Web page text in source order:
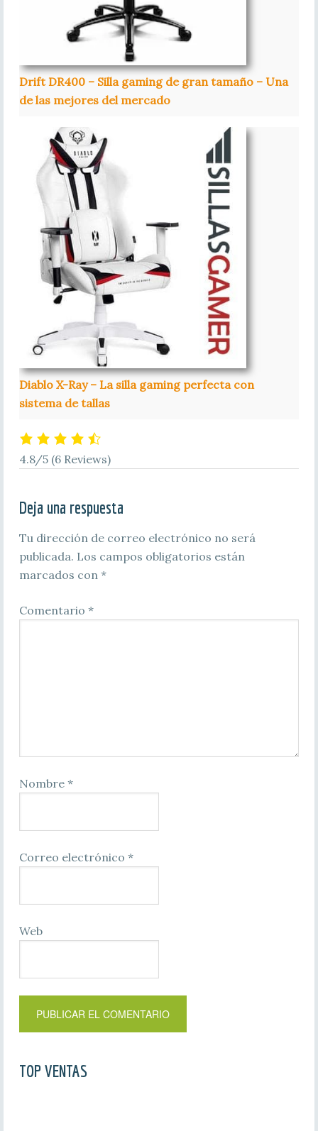
Drift DR400 – Silla gaming de gran tamaño – Una
de las mejores del mercado
Diablo X-Ray – La silla gaming perfecta con
sistema de tallas
4.8/5 (6 Reviews)
Deja una respuesta
Tu dirección de correo electrónico no será
publicada. Los campos obligatorios están
marcados con *
Comentario *
Nombre *
Correo electrónico *
Web
TOP VENTAS